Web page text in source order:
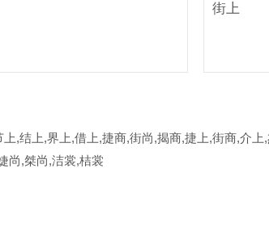
街上
上,结上,界上,借上,捷商,街尚,揭商,捷上,街商,介
尚,桀尚,洁裳,桔裳